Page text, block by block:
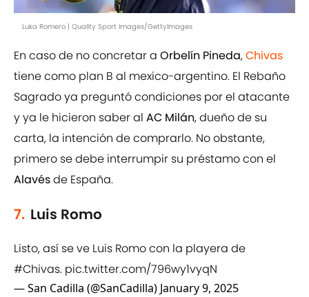
Luka Romero | Quality Sport Images/GettyImages
En caso de no concretar a Orbelín Pineda,Chivas
tiene como plan B al mexico-argentino. El Rebaño
Sagrado ya preguntó condiciones por el atacante
y ya le hicieron saber al AC Milán, dueño de su
carta, la intención de comprarlo. No obstante,
primero se debe interrumpir su préstamo con el
Alavésde España.
7. Luis Romo
Listo, así se ve Luis Romo con la playera de
#Chivas. pic.twitter.com/796wy1vyqN
— San Cadilla (@SanCadilla) January 9, 2025